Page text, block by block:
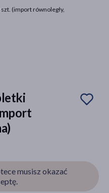
(import równoległy,
musisz okazać